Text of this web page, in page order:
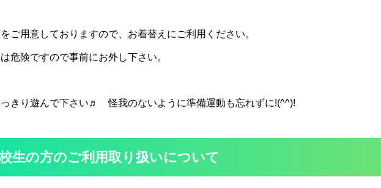
ご用意しておりますので、お着替えにご利用ください。
危険ですので事前にお外し下さい。
きり遊んで下さい♬ 怪我のないように準備運動も忘れずに!(^^)!
生の方のご利用取り扱いについて